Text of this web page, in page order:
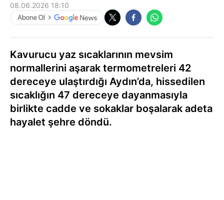
08.06.2026 18:10
Kavurucu yaz sıcaklarının mevsim
normallerini aşarak termometreleri 42
dereceye ulaştırdığı Aydın’da, hissedilen
sıcaklığın 47 dereceye dayanmasıyla
birlikte cadde ve sokaklar boşalarak adeta
hayalet şehre döndü.